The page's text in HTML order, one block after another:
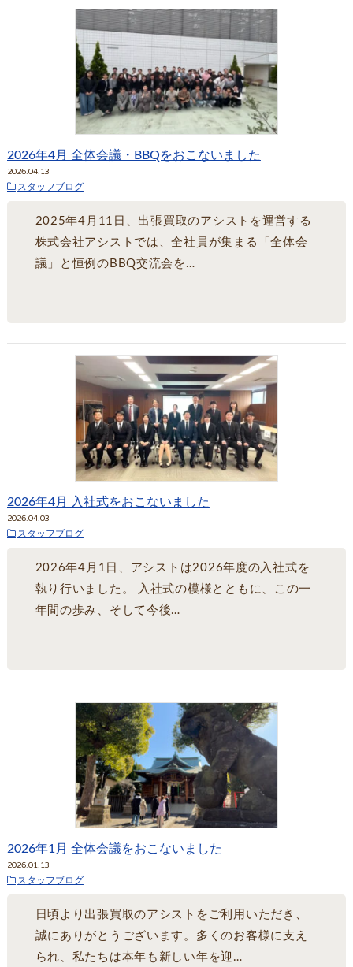
2026年4月 全体会議・BBQをおこないました
2026.04.13
スタッフブログ
2025年4月11日、出張買取のアシストを運営する
株式会社アシストでは、全社員が集まる「全体会
議」と恒例のBBQ交流会を…
2026年4月 入社式をおこないました
2026.04.03
スタッフブログ
2026年4月1日、アシストは2026年度の入社式を
執り行いました。 入社式の模様とともに、この一
年間の歩み、そして今後…
2026年1月 全体会議をおこないました
2026.01.13
スタッフブログ
日頃より出張買取のアシストをご利用いただき、
誠にありがとうございます。多くのお客様に支え
られ、私たちは本年も新しい年を迎…